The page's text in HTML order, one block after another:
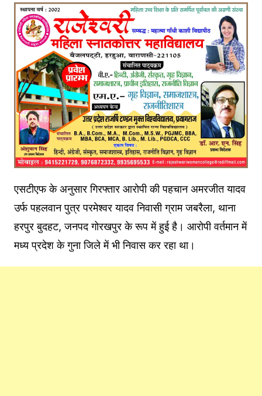
एसटीएफ के अनुसार गिरफ्तार आरोपी की पहचान अमरजीत यादव
उर्फ पहलवान पुत्र परमेश्वर यादव निवासी ग्राम जबरैला, थाना
हरपुर बुदहट, जनपद गोरखपुर के रूप में हुई है। आरोपी वर्तमान में
मध्य प्रदेश के गुना जिले में भी निवास कर रहा था।